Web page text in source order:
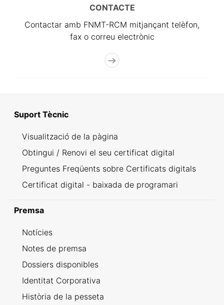
CONTACTE
Contactar amb FNMT-RCM mitjançant telèfon,
fax o correu electrònic
Suport Tècnic
Visualització de la pàgina
Obtingui / Renovi el seu certificat digital
Preguntes Freqüents sobre Certificats digitals
Certificat digital - baixada de programari
Premsa
Notícies
Notes de premsa
Dossiers disponibles
Identitat Corporativa
Història de la pesseta